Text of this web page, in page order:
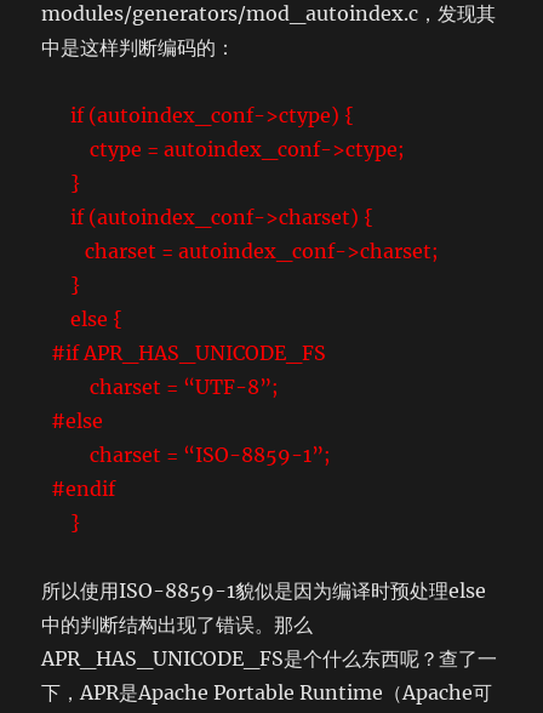
modules/generators/mod_autoindex.c，发现其
中是这样判断编码的：
if (autoindex_conf->ctype) {
ctype = autoindex_conf->ctype;
}
if (autoindex_conf->charset) {
charset = autoindex_conf->charset;
}
else {
#if APR_HAS_UNICODE_FS
charset = “UTF-8”;
#else
charset = “ISO-8859-1”;
#endif
}
所以使用ISO-8859-1貌似是因为编译时预处理else
中的判断结构出现了错误。那么
APR_HAS_UNICODE_FS是个什么东西呢？查了一
下，APR是Apache Portable Runtime（Apache可